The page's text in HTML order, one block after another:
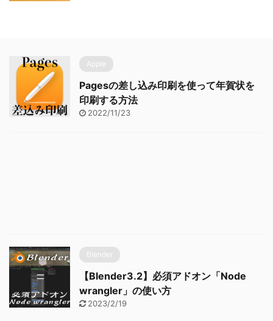
Apple
Pagesの差し込み印刷を使って年賀状を
印刷する方法
2022/11/23
Blender
【Blender3.2】必須アドオン「Node
wrangler」の使い方
2023/2/19